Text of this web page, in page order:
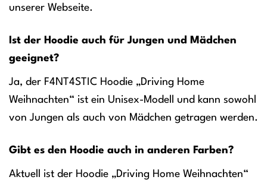
unserer Webseite.
Ist der Hoodie auch für Jungen und Mädchen
geeignet?
Ja, der F4NT4STIC Hoodie „Driving Home
Weihnachten“ ist ein Unisex-Modell und kann sowohl
von Jungen als auch von Mädchen getragen werden.
Gibt es den Hoodie auch in anderen Farben?
Aktuell ist der Hoodie „Driving Home Weihnachten“